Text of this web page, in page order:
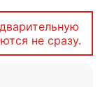
не сразу.